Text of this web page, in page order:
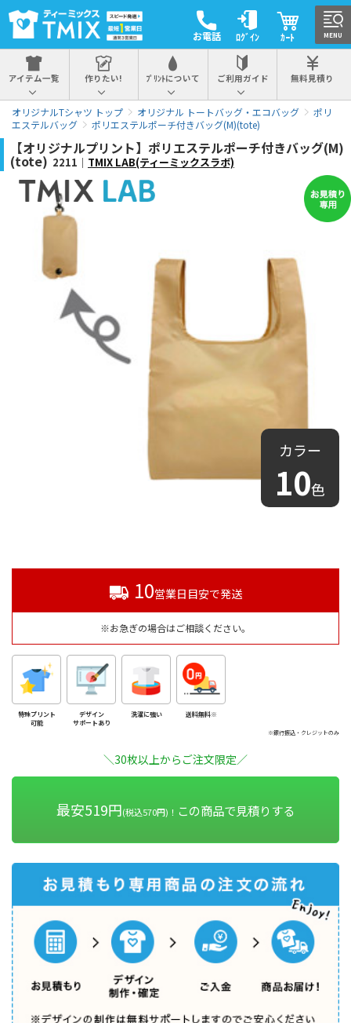
お電話 ﾛｸﾞｲﾝ ｶｰﾄ
アイテム一覧 作りたい! ﾌﾟﾘﾝﾄについて ご利用ガイド 無料見積り
オリジナルTシャツ トップ オリジナル トートバッグ・エコバッグ
ポリ
エステルバッグ
ポリエステルポーチ付きバッグ(M)(tote)
【オリジナルプリント】ポリエステルポーチ付きバッグ(M)
(tote) 2211｜ TMIX LAB(ティーミックスラボ)
カラー
10色
10営業日目安で発送
※お急ぎの場合はご相談ください。
特殊プリント
可能
デザイン
サポートあり
洗濯に強い 送料無料※
※銀行振込・クレジットのみ
＼30枚以上からご注文限定／
最安519円(税込570円)！ この商品で見積りする
MENU